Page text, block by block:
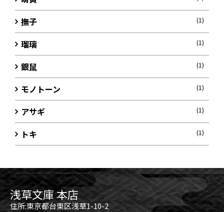
撫子 (1)
瑠璃 (1)
銀鼠 (1)
モノトーン (1)
アサギ (1)
トキ (1)
浅草文庫 本店
住所:東京都台東区浅草1-10-2